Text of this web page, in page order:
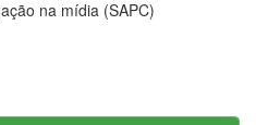
na mídia (SAPC)